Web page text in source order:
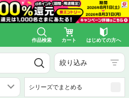
作品検索 カート はじめての方へ
絞り込み
シリーズでまとめる